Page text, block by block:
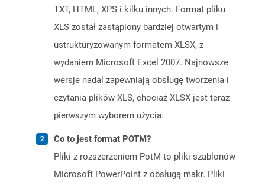
TXT, HTML, XPS i kilku innych. Format pliku
XLS został zastąpiony bardziej otwartym i
ustrukturyzowanym formatem XLSX, z
wydaniem Microsoft Excel 2007. Najnowsze
wersje nadal zapewniają obsługę tworzenia i
czytania plików XLS, chociaż XLSX jest teraz
pierwszym wyborem użycia.
Co to jest format POTM?
Pliki z rozszerzeniem PotM to pliki szablonów
Microsoft PowerPoint z obsługą makr. Pliki